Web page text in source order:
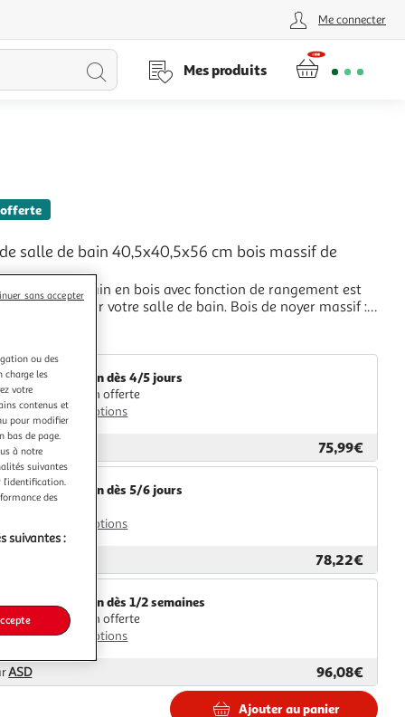
Me connecter
Lancer
Mes produits
salle de bain 40,5x40,5x56 cm bois massif de
de salle de bain en bois avec fonction de rangement est
ideal pour votre salle de bain. Bois de noyer massif :
attrayants
Livraison dès 4/5 jours
Livraison offerte
Plus d'options
VidaXL 75,99€
Livraison dès 5/6 jours
Plus d'options
78,22€
Livraison dès 1/2 semaines
Livraison offerte
Plus d'options
ASD 96,08€
Ajouter au panier
ou des
charge les
votre
contenus et
pour modifier
bas de page.
à notre
suivantes
des
suivantes :
sans accepter